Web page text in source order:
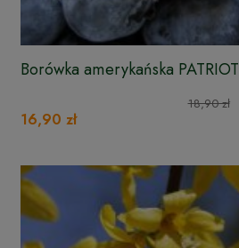
Borówka amerykańska PATRIOT
18,90 zł
16,90 zł